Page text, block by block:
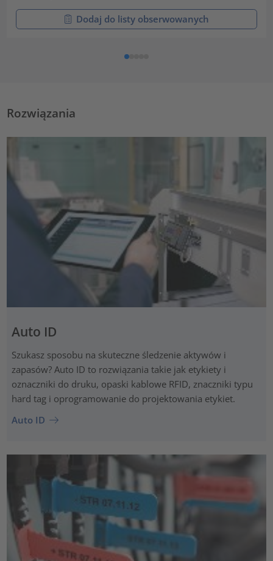
Dodaj do listy obserwowanych
Rozwiązania
Auto ID
Szukasz sposobu na skuteczne śledzenie aktywów i
zapasów? Auto ID to rozwiązania takie jak etykiety i
oznaczniki do druku, opaski kablowe RFID, znaczniki typu
hard tag i oprogramowanie do projektowania etykiet.
Auto ID